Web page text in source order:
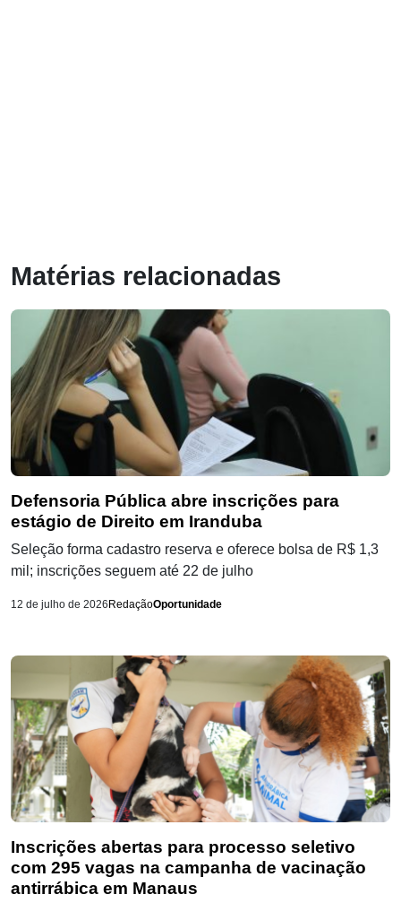
Matérias relacionadas
Defensoria Pública abre inscrições para
estágio de Direito em Iranduba
Seleção forma cadastro reserva e oferece bolsa de R$ 1,3
mil; inscrições seguem até 22 de julho
12 de julho de 2026 RedaçãoOportunidade
Inscrições abertas para processo seletivo
com 295 vagas na campanha de vacinação
antirrábica em Manaus